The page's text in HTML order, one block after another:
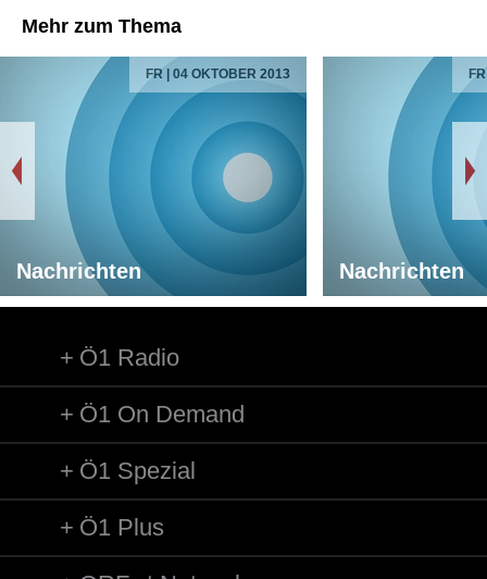
Mehr zum Thema
FR | 04 OKTOBER 2013
Nachrichten Nachrichten
Ö1 Radio
Ö1 On Demand
Ö1 Spezial
Ö1 Plus